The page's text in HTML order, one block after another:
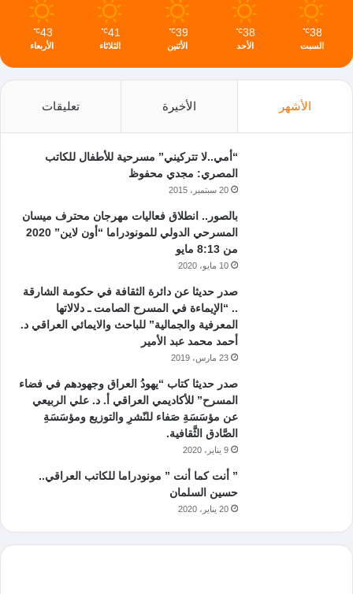
38
℃
السبت
38
℃
الأحد
39
℃
الأثنين
41
℃
الثلاثاء
43
℃
الأربعاء
الأشهر الأخيرة تعليقات
“أمي..لا تتركيني” مسرحية للأطفال للكاتب
المصري: مجدي محفوظ
20 سبتمبر، 2015
بالصور.. انطلاق فعاليات مهرجان محترف ميسان
المسرحي الدولي للمونودراما “أون لاين” 2020
من 8:13 مايو
10 مايو، 2020
صدر حديثا عن دائرة الثقافة في حكومة الشارقة
.. “الإيماءة في المسرح الصامت ـ دلالاتها
المعرفية والجمالية” للباحث والايمائي العراقي د.
أحمد محمد عبد الأمير
23 مارس، 2019
صدر حديثا كتاب “يهودُ العراق وجهودهم في فضاء
المسرح” للأكاديمي العراقي أ. د. علي الربيعي
عن مؤسَسَةِ صَفاء للنّشرِ والتوزيع ومؤسَسَةِ
الصَّادق الثَّقافية.
9 يناير، 2020
” أنت كما أنت ” مونودراما للكاتب العراقي..
حسين السلمان
20 يناير، 2020